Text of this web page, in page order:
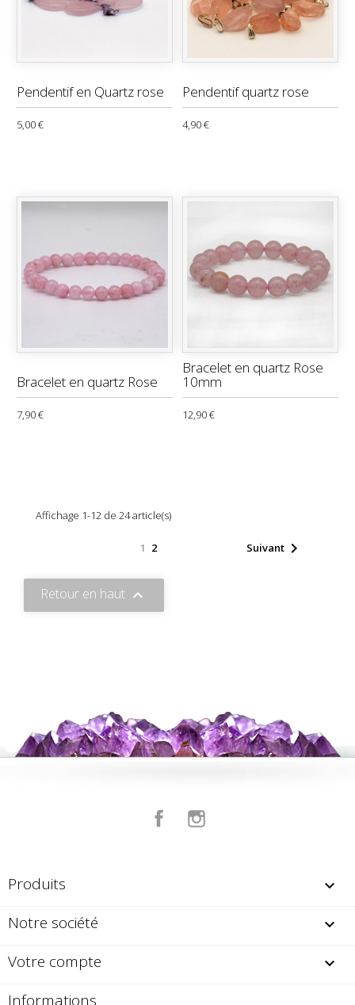
Pendentif en Quartz rose
5,00 €
Pendentif quartz rose
4,90 €
Bracelet en quartz Rose
7,90 €
Bracelet en quartz Rose
10mm
12,90 €
Affichage 1-12 de 24 article(s)
1 2 Suivant 
Retour en haut 
Facebook
Produits 
Notre société 
Votre compte 
Informations